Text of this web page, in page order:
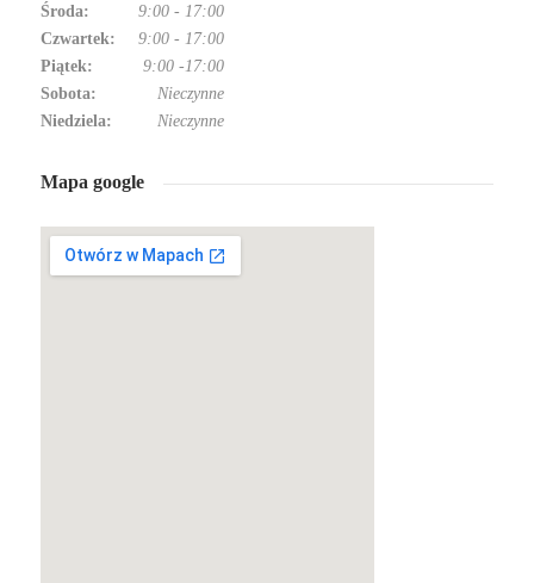
Środa:
Czwartek:
Piątek:
Sobota:
Niedziela:
9:00 - 17:00
9:00 - 17:00
9:00 - 17:00
Nieczynne
Nieczynne
Mapa google